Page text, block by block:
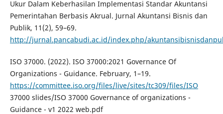
Ukur Dalam Keberhasilan Implementasi Standar Akuntansi
Pemerintahan Berbasis Akrual. Jurnal Akuntansi Bisnis dan
Publik, 11(2), 59–69.
http://jurnal.pancabudi.ac.id/index.php/
ISO 37000. (2022). ISO 37000:2021 Governance Of
Organizations - Guidance. February, 1–19.
https://committee.iso.org/files/live/sites/tc309/files/ISO
37000 slides/ISO 37000 Governance of organizations -
Guidance - v1 2022 web.pdf